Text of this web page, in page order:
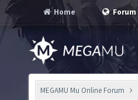
Home Forum
MEGAMU Mu Online Forum